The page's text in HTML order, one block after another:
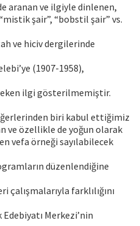
aranan ve ilgiyle dinlenen,
şair”, “bobstil şair” vs.
ve hiciv dergilerinde
(1907-1958),
ilgi gösterilmemiştir.
biri kabul ettiğimiz
ve özellikle de yoğun olarak
vefa örneği sayılabilecek
düzenlendiğine
çalışmalarıyla farklılığını
Merkezi’nin